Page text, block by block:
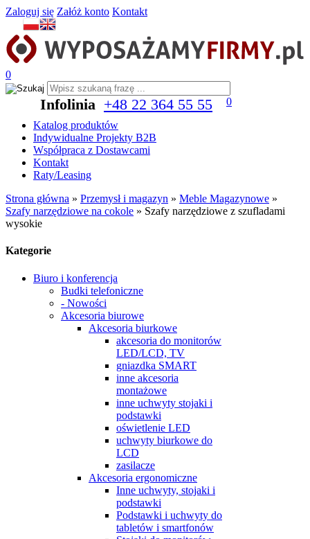
Zaloguj się Załóż konto Kontakt
0
Infolinia +48 22 364 55 55
0
Katalog produktów
Indywidualne Projekty B2B
Współpraca z Dostawcami
Kontakt
Raty/Leasing
Strona główna » Przemysł i magazyn » Meble Magazynowe »
Szafy narzędziowe na cokole » Szafy narzędziowe z szufladami
wysokie
Kategorie
Biuro i konferencja
Budki telefoniczne
- Nowości
Akcesoria biurowe
Akcesoria biurkowe
akcesoria do monitorów
LED/LCD, TV
gniazdka SMART
inne akcesoria
montażowe
inne uchwyty stojaki i
podstawki
oświetlenie LED
uchwyty biurkowe do
LCD
zasilacze
Akcesoria ergonomiczne
Inne uchwyty, stojaki i
podstawki
Podstawki i uchwyty do
tabletów i smartfonów